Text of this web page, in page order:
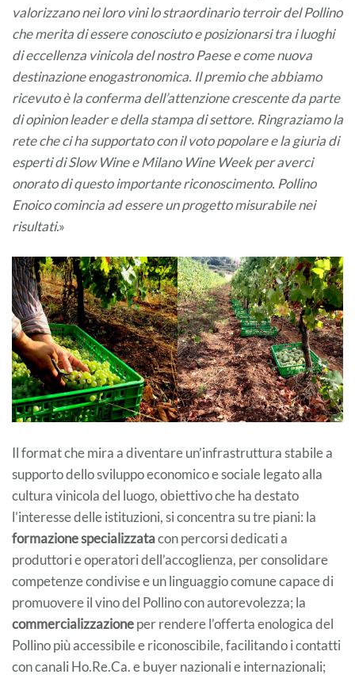
valorizzano nei loro vini lo straordinario terroir del Pollino
che merita di essere conosciuto e posizionarsi tra i luoghi
di eccellenza vinicola del nostro Paese e come nuova
destinazione enogastronomica. Il premio che abbiamo
ricevuto è la conferma dell’attenzione crescente da parte
di opinion leader e della stampa di settore. Ringraziamo la
rete che ci ha supportato con il voto popolare e la giuria di
esperti di Slow Wine e Milano Wine Week per averci
onorato di questo importante riconoscimento. Pollino
Enoico comincia ad essere un progetto misurabile nei
risultati.»
Il format che mira a diventare un’infrastruttura stabile a
supporto dello sviluppo economico e sociale legato alla
cultura vinicola del luogo, obiettivo che ha destato
l’interesse delle istituzioni, si concentra su tre piani: la
formazione specializzatacon percorsi dedicati a
produttori e operatori dell’accoglienza, per consolidare
competenze condivise e un linguaggio comune capace di
promuovere il vino del Pollino con autorevolezza; la
commercializzazioneper rendere l’offerta enologica del
Pollino più accessibile e riconoscibile, facilitando i contatti
con canali Ho.Re.Ca. e buyer nazionali e internazionali;